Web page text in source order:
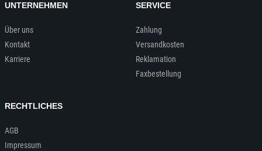
UNTERNEHMEN
Über uns
Kontakt
Karriere
SERVICE
Zahlung
Versandkosten
Reklamation
Faxbestellung
RECHTLICHES
AGB
Impressum